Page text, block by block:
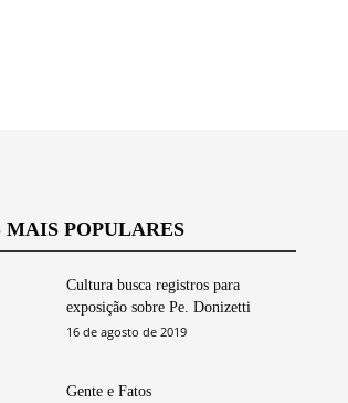
MAIS POPULARES
Cultura busca registros para
exposição sobre Pe. Donizetti
16 de agosto de 2019
Gente e Fatos